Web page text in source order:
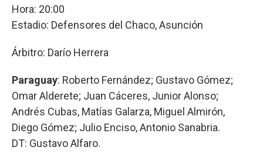
Hora: 20:00
Estadio: Defensores del Chaco, Asunción
Árbitro: Darío Herrera
Paraguay: Roberto Fernández; Gustavo Gómez;
Omar Alderete; Juan Cáceres, Junior Alonso;
Andrés Cubas, Matías Galarza, Miguel Almirón,
Diego Gómez; Julio Enciso, Antonio Sanabria.
DT: Gustavo Alfaro.